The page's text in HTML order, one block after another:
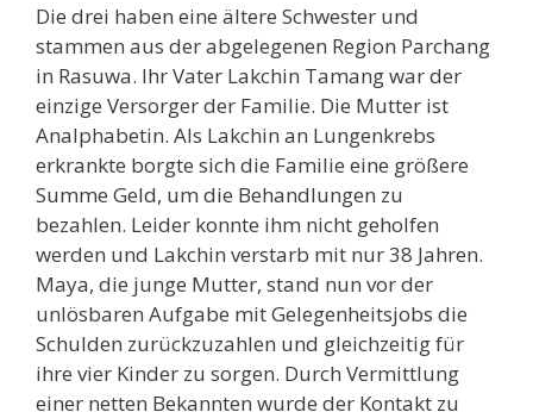
Die drei haben eine ältere Schwester und
stammen aus der abgelegenen Region Parchang
in Rasuwa. Ihr Vater Lakchin Tamang war der
einzige Versorger der Familie. Die Mutter ist
Analphabetin. Als Lakchin an Lungenkrebs
erkrankte borgte sich die Familie eine größere
Summe Geld, um die Behandlungen zu
bezahlen. Leider konnte ihm nicht geholfen
werden und Lakchin verstarb mit nur 38 Jahren.
Maya, die junge Mutter, stand nun vor der
unlösbaren Aufgabe mit Gelegenheitsjobs die
Schulden zurückzuzahlen und gleichzeitig für
ihre vier Kinder zu sorgen. Durch Vermittlung
einer netten Bekannten wurde der Kontakt zu